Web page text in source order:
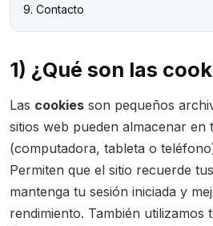
9. Contacto
1) ¿Qué son las
Las cookies son pequeños
sitios web pueden almacenar en
(computadora, tableta o
Permiten que el sitio recuerde
mantenga tu sesión iniciada y
rendimiento. También utilizamos